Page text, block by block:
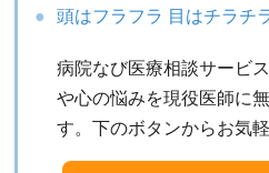
頭はフラフラ 目はチラチ
病院なび医療相談サービ
や心の悩みを現役医師に
す。下のボタンからお気